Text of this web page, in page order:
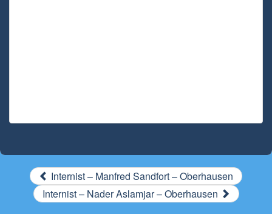
Internist – Manfred Sandfort – Oberhausen
Internist – Nader Aslamjar – Oberhausen